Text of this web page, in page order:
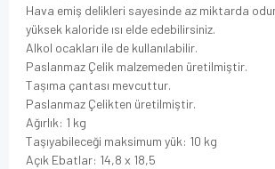
Hava emiş delikleri sayesinde az miktarda
yüksek kaloride ısı elde edebilirsiniz.
Alkol ocakları ile de kullanılabilir.
Paslanmaz Çelik malzemeden üretilmiştir.
Taşıma çantası mevcuttur.
Paslanmaz Çelikten üretilmiştir.
Ağırlık: 1 kg
Taşıyabileceği maksimum yük: 10 kg
Açık Ebatlar: 14,8 x 18,5